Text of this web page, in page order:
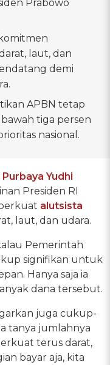
Prabowo
laut, dan
demi
APBN tetap
tiga persen
nasional.
Purbaya Yudhi
Presiden RI
alutsista
laut, dan udara.
Pemerintah
signifikan untuk
Hanya saja ia
dana tersebut.
juga cukup-
tanya jumlahnya
terus darat,
bayar aja, kita